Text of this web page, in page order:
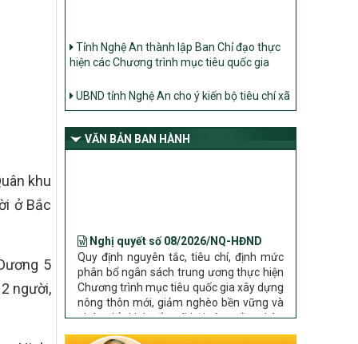
khu
ở Bắc
5
người,
Tỉnh Nghệ An thành lập Ban Chỉ đạo thực
hiện các Chương trình mục tiêu quốc gia
UBND tỉnh Nghệ An cho ý kiến bộ tiêu chí xã
Nông thôn mới
Chỉ thị về đẩy mạnh thực hiện Chương trình
mục tiêu quốc gia xây dựng nông thôn mới,
tỉnh về tình hình thực hiện các Chương trình
mục tiêu quốc gia trên địa bàn
VĂN BẢN BAN HÀNH
Quy định nguyên tắc, tiêu chí, định mức
phân bổ ngân sách trung ương thực hiện
Chương trình mục tiêu quốc gia xây dựng
nông thôn mới, giảm nghèo bền vững và
phát triển kinh tế – xã hội vùng đồng bào
dân tộc thiểu số và miền núi giai đoạn
2026 – 2030 trên địa bàn tỉnh Nghệ An